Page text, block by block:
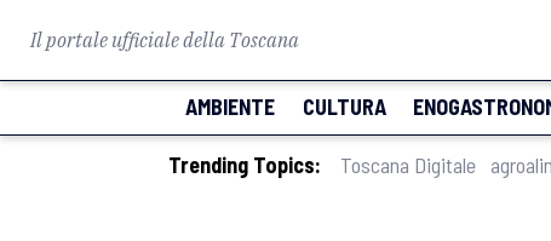
Il portale ufficiale della Toscana
AMBIENTE CULTURA
Trending Topics: Toscana Digitale